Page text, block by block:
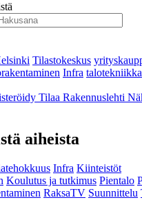
Tilastokeskus
Infra talotekniikka
Tilaa Rakennuslehti
aiheista
Infra Kiinteistöt
Koulutus ja tutkimus Pientalo
RaksaTV Suunnittelu